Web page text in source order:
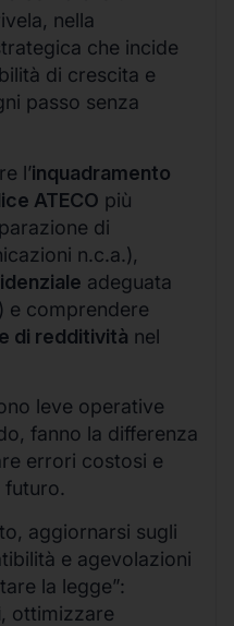
nella
che incide
di crescita e
passo senza
l’inquadramento
ATECO più
di
n.c.a.),
adeguata
) e comprendere
di redditività nel
leve operative
fanno la differenza
errori costosi e
futuro.
aggiornarsi sugli
e agevolazioni
la legge”:
, ottimizzare